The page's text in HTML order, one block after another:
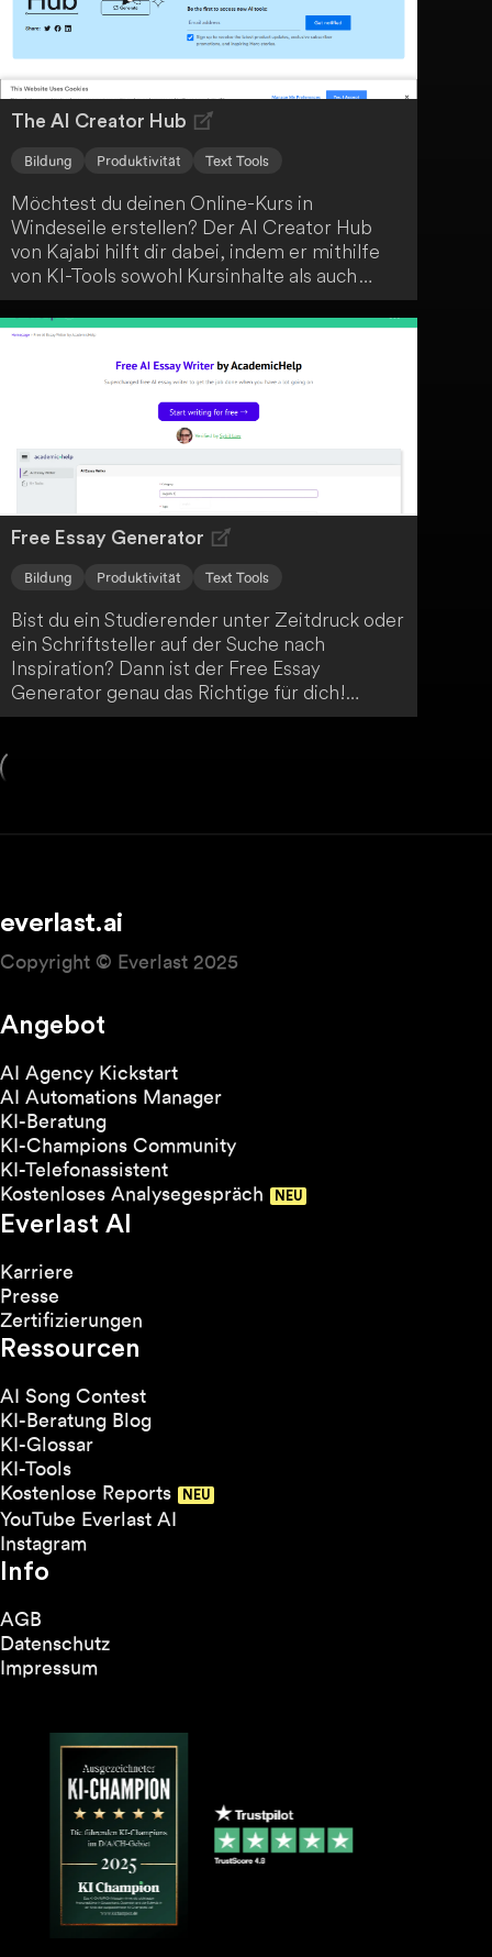
The AI Creator Hub
Bildung Produktivität Text Tools
Möchtest du deinen Online-Kurs in
Windeseile erstellen? Der AI Creator Hub
von Kajabi hilft dir dabei, indem er mithilfe
von KI-Tools sowohl Kursinhalte als auch
Marketingmaterialien automatisch generiert.
Bring einfach deine Ideen mit und lass dich
Free Essay Generator
Bildung Produktivität Text Tools
Bist du ein Studierender unter Zeitdruck oder
ein Schriftsteller auf der Suche nach
Inspiration? Dann ist der Free Essay
Generator genau das Richtige für dich!
Mithilfe fortschrittlicher KI-Technologie
everlast.ai
Copyright © Everlast 2025
Angebot
AI Agency Kickstart
AI Automations Manager
KI-Beratung
KI-Champions Community
KI-Telefonassistent
Kostenloses Analysegespräch
Everlast AI
Karriere
Presse
Zertifizierungen
Ressourcen
AI Song Contest
KI-Beratung Blog
KI-Glossar
KI-Tools
Kostenlose Reports
YouTube Everlast AI
Instagram
Info
AGB
Datenschutz
Impressum